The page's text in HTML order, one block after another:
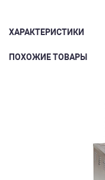
ХАРАКТЕРИСТИКИ
ПОХОЖИЕ ТОВАРЫ